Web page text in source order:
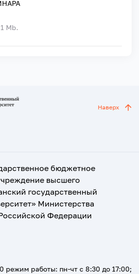
1 Mb.
Наверх
бюджетное
высшего
государственный
Министерства
Федерации
режим работы: пн-чт с 8:30 до 17:00;